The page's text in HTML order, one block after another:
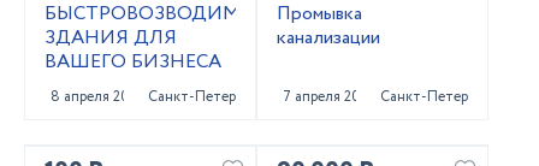
БЫСТРОВОЗВОДИМЫЕ
ЗДАНИЯ ДЛЯ
ВАШЕГО БИЗНЕСА
8 апреля 2022 Санкт-Петербург
Промывка
канализации
7 апреля 2022 Санкт-Петербург